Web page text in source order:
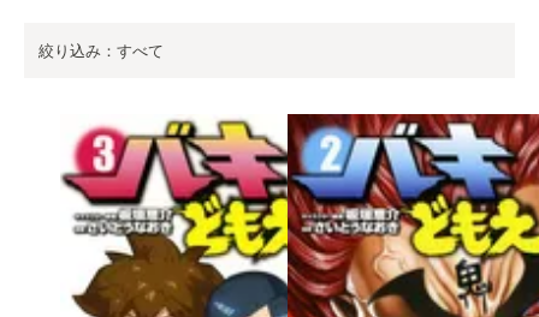
絞り込み：すべて